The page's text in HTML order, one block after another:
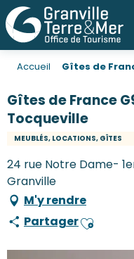
Accueil Gîtes de
Gîtes de France
Tocqueville
MEUBLÉS, LOCATIONS, GÎTES
24 rue Notre Dame-
Granville
M'y rendre
PartagerAjouter